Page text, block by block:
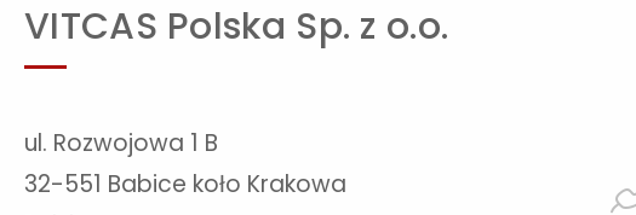
VITCAS Polska Sp. z o.o.
ul. Rozwojowa 1 B
32-551 Babice koło Krakowa